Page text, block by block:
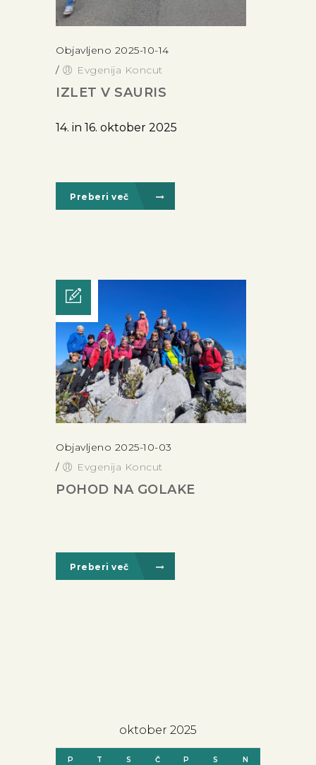
Objavljeno 2025-10-14
/
Evgenija Koncut
IZLET V SAURIS
14. in 16. oktober 2025
Preberi več
Objavljeno 2025-10-03
/
Evgenija Koncut
POHOD NA GOLAKE
Preberi več
oktober 2025
P T S Č P S N